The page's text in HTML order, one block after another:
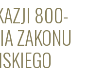
800-
ZAKONU